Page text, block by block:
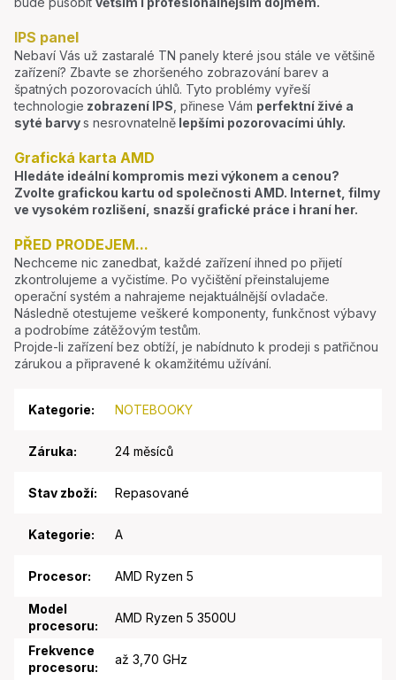
IPS panel
Nebaví Vás už zastaralé TN panely které jsou stále ve většině
zařízení? Zbavte se zhoršeného zobrazování barev a
špatných pozorovacích úhlů. Tyto problémy vyřeší
technologie zobrazení IPS, přinese Vám perfektní živé a
syté barvys nesrovnatelně lepšími pozorovacími úhly.
Grafická karta AMD
Hledáte ideální kompromis mezi výkonem a cenou?
Zvolte grafickou kartu od společnosti AMD. Internet, filmy
ve vysokém rozlišení, snazší grafické práce i hraní her.
PŘED PRODEJEM...
Nechceme nic zanedbat, každé zařízení ihned po přijetí
zkontrolujeme a vyčistíme. Po vyčištění přeinstalujeme
operační systém a nahrajeme nejaktuálnější ovladače.
Následně otestujeme veškeré komponenty, funkčnost výbavy
a podrobíme zátěžovým testům.
Projde-li zařízení bez obtíží, je nabídnuto k prodeji s patřičnou
zárukou a připravené k okamžitému užívání.
Kategorie: NOTEBOOKY
Záruka: 24 měsíců
Stav zboží: Repasované
Kategorie: A
Procesor: AMD Ryzen 5
Model
procesoru:
AMD Ryzen 5 3500U
Frekvence
procesoru:
až 3,70 GHz